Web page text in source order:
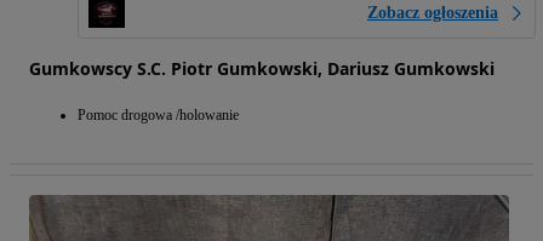
Zobacz ogłoszenia
Gumkowscy S.C. Piotr Gumkowski, Dariusz Gumkowski
Pomoc drogowa /holowanie